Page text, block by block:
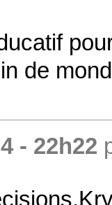
de
- 22h22